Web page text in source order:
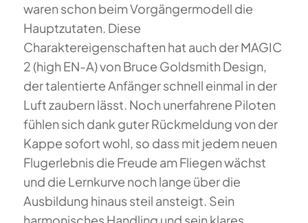
waren schon beim Vorgängermodell die
Hauptzutaten. Diese
Charaktereigenschaften hat auch der MAGIC
2 (high EN-A) von Bruce Goldsmith Design,
der talentierte Anfänger schnell einmal in der
Luft zaubern lässt. Noch unerfahrene Piloten
fühlen sich dank guter Rückmeldung von der
Kappe sofort wohl, so dass mit jedem neuen
Flugerlebnis die Freude am Fliegen wächst
und die Lernkurve noch lange über die
Ausbildung hinaus steil ansteigt. Sein